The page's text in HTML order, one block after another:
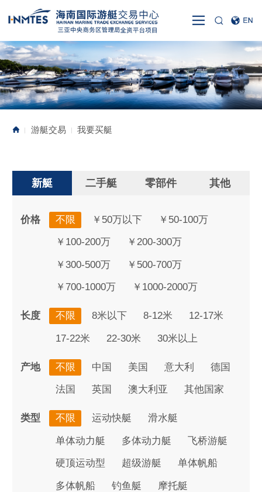
| 游艇交易 | 我要买艇
新艇 二手艇 零部件 其他
价格 不限 ￥50万以下 ￥50-100万
￥100-200万 ￥200-300万
￥300-500万 ￥500-700万
￥700-1000万 ￥1000-2000万
长度 不限 8米以下 8-12米 12-17米
17-22米 22-30米 30米以上
产地 不限 中国 美国 意大利 德国
法国 英国 澳大利亚 其他国家
类型 不限 运动快艇 滑水艇
单体动力艇 多体动力艇 飞桥游艇
硬顶运动型 超级游艇 单体帆船
多体帆船 钓鱼艇 摩托艇